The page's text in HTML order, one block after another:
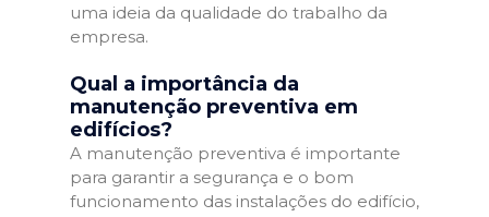
uma ideia da qualidade do trabalho da
empresa.
Qual a importância da
manutenção preventiva em
edifícios?
A manutenção preventiva é importante
para garantir a segurança e o bom
funcionamento das instalações do edifício,